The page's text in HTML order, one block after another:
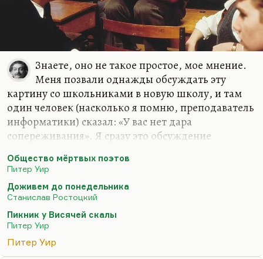
Знаете, оно не такое простое, мое мнение.
Меня позвали однажды обсуждать эту
картину со школьниками в новую школу, и там
один человек (насколько я помню, преподаватель
информатики) сказал: «У вас нет дара
сопереживания». Я сразу это обсуждение
нормальную критику в адрес фильма говорят, что
у вас нет дара сопереживания, да еще при детях,
единственное, что вы можете сделать — это
свернуть свое участие в этом мероприятии.
Я не люблю фильм «Общество мертвых поэтов».
То есть я считаю его хорошим. Я считаю, что
Общество мёртвых поэтов
Питер Уир
Доживем до понедельника
Станислав Ростоцкий
Пикник у Висячей скалы
Питер Уир
Питер Уир